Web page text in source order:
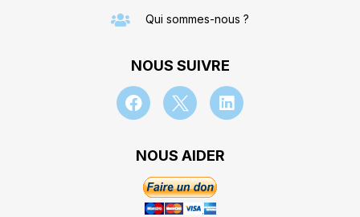
Qui sommes-nous ?
NOUS SUIVRE
NOUS AIDER